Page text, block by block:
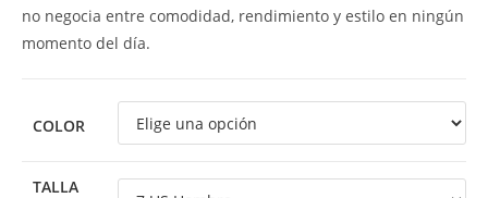
no negocia entre comodidad, rendimiento y estilo en ningún
momento del día.
COLOR
TALLA